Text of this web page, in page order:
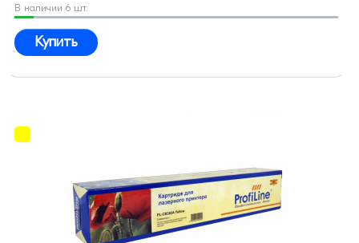
В наличии 6 шт.
Купить